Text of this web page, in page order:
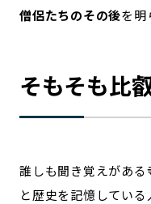
僧侶たちのその後を明
そもそも比
誰しも聞き覚えがあ
と歴史を記憶してい